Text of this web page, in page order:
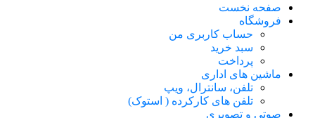
صفحه نخست
فروشگاه
حساب کاربری من
سبد خرید
پرداخت
ماشین های اداری
تلفن، سانترال، ویپ
تلفن های کارکرده ( استوک)
صوتی و تصویری